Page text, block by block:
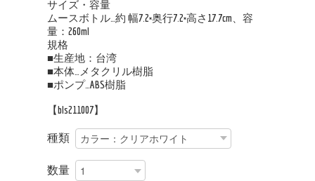
サイズ・容量
ムースボトル…約 幅7.2×奥行7.2×高さ17.7cm、容
量：260ml
規格
■生産地：台湾
■本体…メタクリル樹脂
■ポンプ…ABS樹脂
【bls211007】
種類
数量